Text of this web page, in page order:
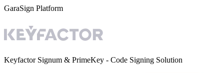
GaraSign Platform
Keyfactor Signum & PrimeKey - Code Signing Solution